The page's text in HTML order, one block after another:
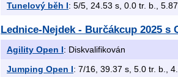
Tunelový běh I: 5/5, 24.53 s, 0.0 tr. b.,
Lednice-Nejdek - Burčákcup 2025 s
Agility Open I: Diskvalifikován
Jumping Open I: 7/16, 39.37 s, 5.0 tr. b.,